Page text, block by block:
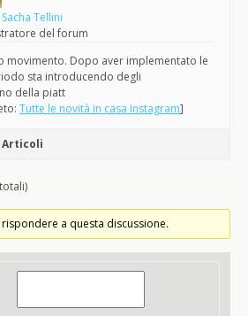
Sacha Tellini
del forum
movimento. Dopo aver implementato le
sta introducendo degli
della piatt
Tutte le novità in casa Instagram]
Articoli
a questa discussione.